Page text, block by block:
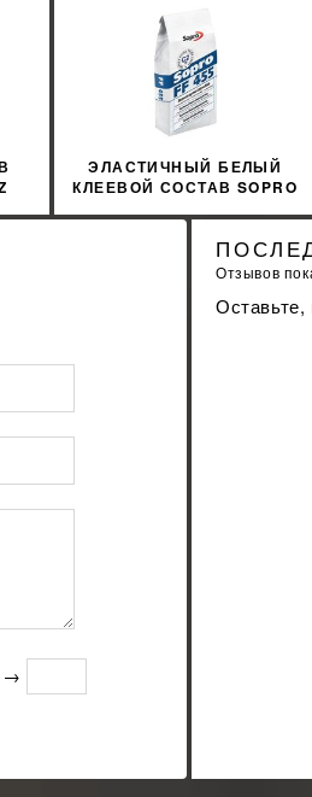
КУПИТЬ
ЭЛАСТИЧНЫЙ БЕЛЫЙ
КЛЕЕВОЙ СОСТАВ SOPRO
→
Отзывов
Оставьте,